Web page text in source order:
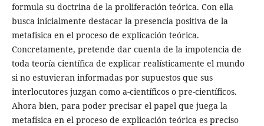
formula su doctrina de la proliferación teórica. Con ella
busca inicialmente destacar la presencia positiva de la
metafísica en el proceso de explicación teórica.
Concretamente, pretende dar cuenta de la impotencia de
toda teoría científica de explicar realísticamente el mundo
si no estuvieran informadas por supuestos que sus
interlocutores juzgan como a-científicos o pre-científicos.
Ahora bien, para poder precisar el papel que juega la
metafísica en el proceso de explicación teórica es preciso